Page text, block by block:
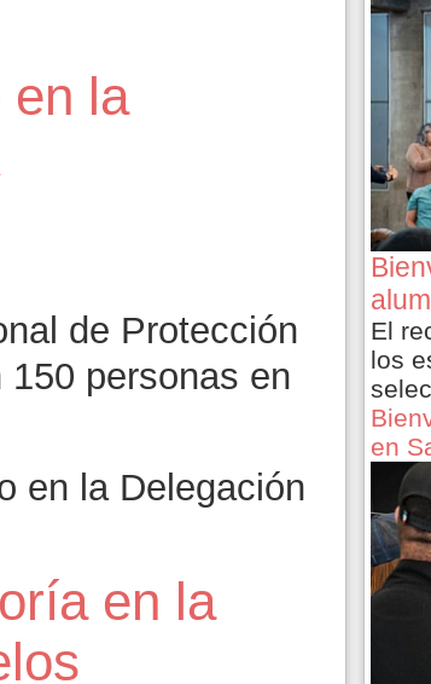
en la
de Protección
personas en
en la Delegación
en la
El
los
en